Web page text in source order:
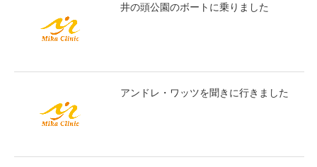
井の頭公園のボートに乗りました
アンドレ・ワッツを聞きに行きました